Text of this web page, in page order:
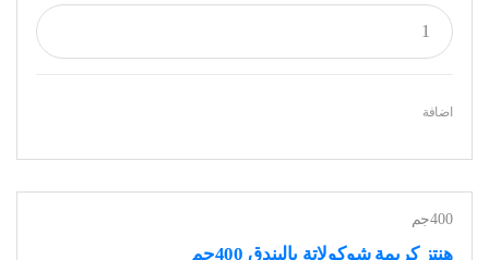
اضافة
400جم
هنتز كريمة شوكولاتة بالبندق 400جم